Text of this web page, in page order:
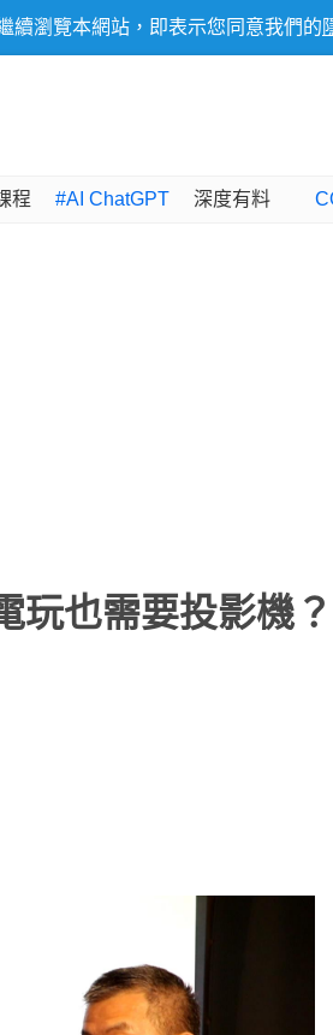
續瀏覽本網站，即表示您同意我們的
程 #AI ChatGPT 深度有料
玩也需要投影機